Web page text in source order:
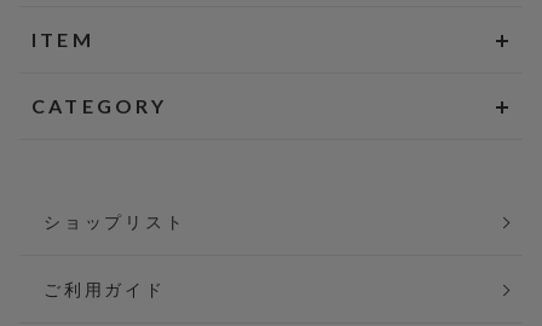
ITEM
CATEGORY
ショップリスト
ご利用ガイド